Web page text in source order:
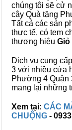
chúng tôi sẽ cử
cây Quà tặng
Tất cả các sản
thực tế, có tem
thương hiệu Giỏ
Dịch vụ cung
3 với nhiều cửa
Phường 4 Quận
mang lại những
Xem tại: CÁC
CHUỘNG -